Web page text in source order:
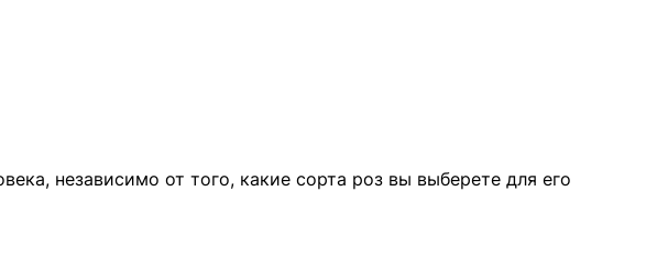
независимо от того, какие сорта роз вы выберете для его